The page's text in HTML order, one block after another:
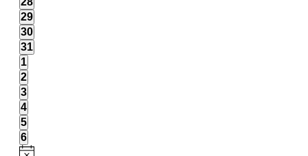
Veranstaltungen,
0
Veranstaltungen,
29
0
Veranstaltungen,
30
0
Veranstaltungen,
31
0
Veranstaltungen,
1
1
Veranstaltung,
2
0
Veranstaltungen,
3
0
Veranstaltungen,
4
0
Veranstaltungen,
5
0
Veranstaltungen,
6